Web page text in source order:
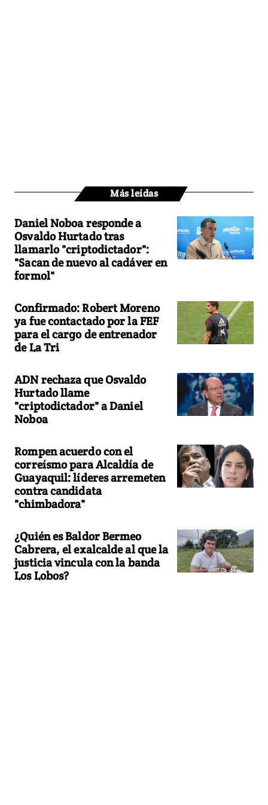
Más leídas
Daniel Noboa responde a
Osvaldo Hurtado tras
llamarlo "criptodictador":
"Sacan de nuevo al cadáver en
formol"
Confirmado: Robert Moreno
ya fue contactado por la FEF
para el cargo de entrenador
de La Tri
ADN rechaza que Osvaldo
Hurtado llame
"criptodictador" a Daniel
Noboa
Rompen acuerdo con el
correísmo para Alcaldía de
Guayaquil: líderes arremeten
contra candidata
"chimbadora"
¿Quién es Baldor Bermeo
Cabrera, el exalcalde al que la
justicia vincula con la banda
Los Lobos?